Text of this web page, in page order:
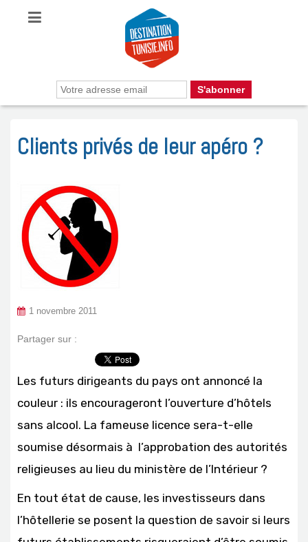
Clients privés de leur apéro ?
1 novembre 2011
Partager sur :
Les futurs dirigeants du pays ont annoncé la
couleur : ils encourageront l’ouverture d’hôtels
sans alcool. La fameuse licence sera-t-elle
soumise désormais à l’approbation des autorités
religieuses au lieu du ministère de l’Intérieur ?
En tout état de cause, les investisseurs dans
l’hôtellerie se posent la question de savoir si leurs